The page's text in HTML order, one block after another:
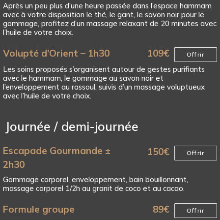
Après un peu plus d’une heure passée dans l’espace hammam
avec à votre disposition le thé, le gant, le savon noir pour le
gommage, profitez d’un massage relaxant de 20 minutes avec
l’huile de votre choix.
Volupté d’Orient – 1h30 109€ Offrir
Les soins proposés s’organisent autour de gestes purifiants
avec le hammam, le gommage au savon noir et
l’enveloppement au rassoul, suivis d’un massage voluptueux
avec l’huile de votre choix.
Journée / demi-journée
Escapade Gourmande ±
2h30
150€ Offrir
Gommage corporel, enveloppement, bain bouillonnant,
massage corporel 1/2h au granit de coco et au cacao.
Formule groupe 89€ Offrir